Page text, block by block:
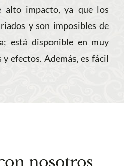
alto impacto, ya que los
y son imposibles de
está disponible en muy
efectos. Además, es fácil
nosotros